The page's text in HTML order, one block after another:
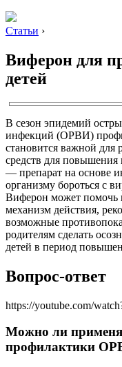
Статьи ›
Виферон для
детей
В сезон эпидемий
инфекций (ОРВИ)
становится важной
средств для
— препарат на основе
организму бороться с
Виферон может помочь
механизм действия,
возможные
родителям сделать
детей в период
Вопрос-ответ
https://youtube.com/
Можно ли
профилактики